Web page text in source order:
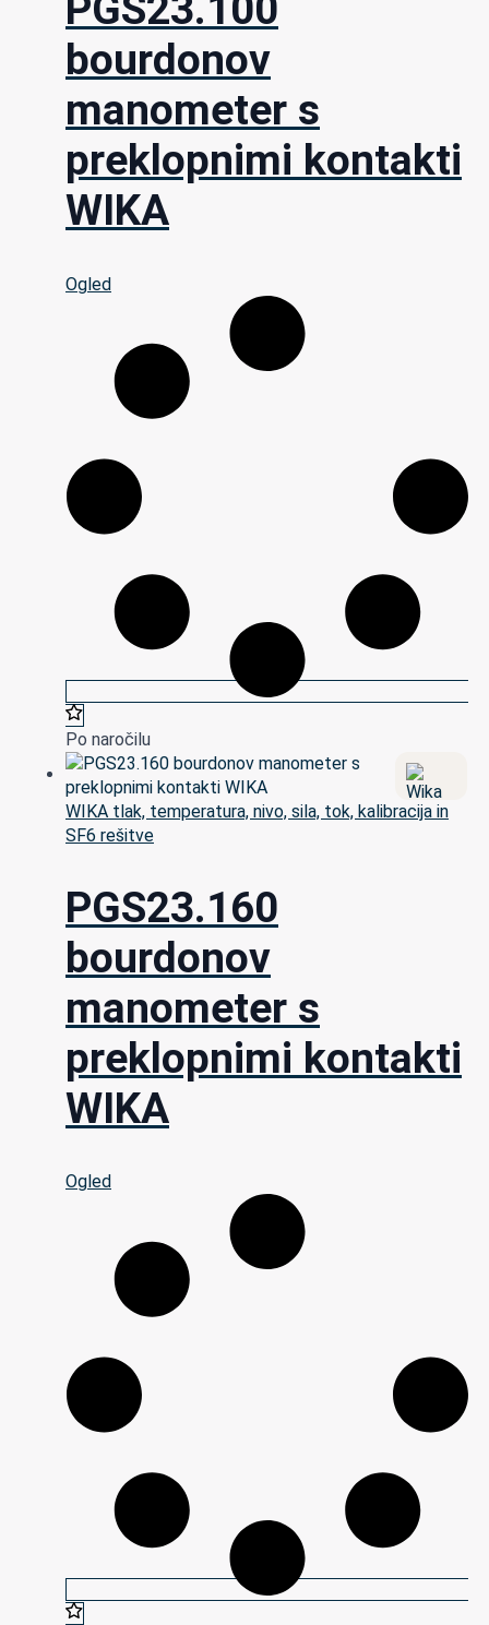
PGS23.100
bourdonov
manometer s
preklopnimi kontakti
WIKA
Ogled
Po naročilu
WIKA tlak, temperatura, nivo, sila, tok, kalibracija in
SF6 rešitve
PGS23.160
bourdonov
manometer s
preklopnimi kontakti
WIKA
Ogled